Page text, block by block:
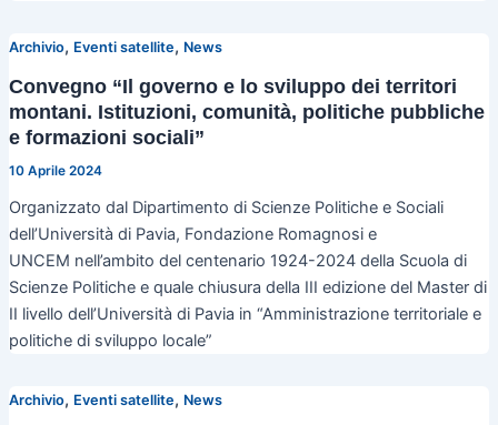
Archivio, Eventi satellite, News
Convegno “Il governo e lo sviluppo dei territori
montani. Istituzioni, comunità, politiche pubbliche
e formazioni sociali”
10 Aprile 2024
Organizzato dal Dipartimento di Scienze Politiche e Sociali
dell’Università di Pavia, Fondazione Romagnosi e
UNCEM nell’ambito del centenario 1924-2024 della Scuola di
Scienze Politiche e quale chiusura della III edizione del Master di
II livello dell’Università di Pavia in “Amministrazione territoriale e
politiche di sviluppo locale”
Archivio, Eventi satellite, News